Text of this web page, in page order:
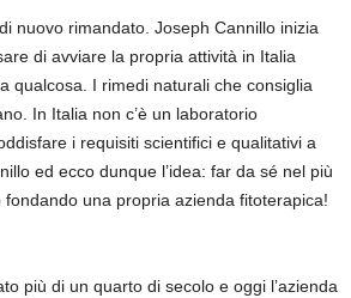
nuovo rimandato. Joseph Cannillo inizia
di avviare la propria attività in Italia
qualcosa. I rimedi naturali che consiglia
In Italia non c’è un laboratorio
i requisiti scientifici e qualitativi a
ed ecco dunque l’idea: far da sé nel più
una propria azienda fitoterapica!
più di un quarto di secolo e oggi l’azienda